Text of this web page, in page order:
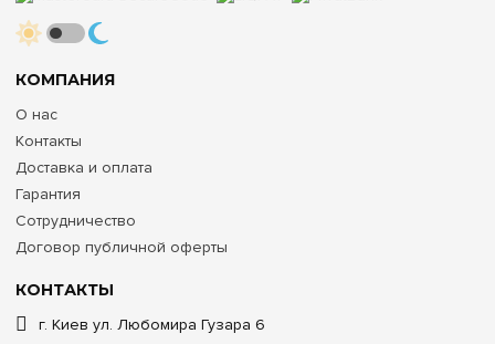
КОНТАКТЫ
г. Киев ул. Любомира Гузара 6
КОМПАНИЯ
О нас
Контакты
Доставка и оплата
Гарантия
Сотрудничество
Договор публичной оферты